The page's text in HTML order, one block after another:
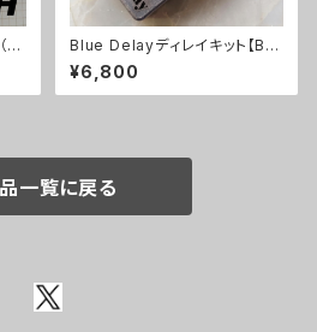
Blue Delayディレイキット【BA
SIC KIT】
¥6,800
一覧に戻る